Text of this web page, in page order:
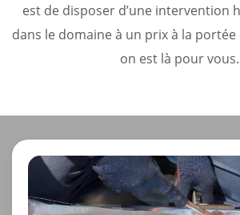
est de disposer d’une intervention
dans le domaine à un prix à la
on est là pour vous.